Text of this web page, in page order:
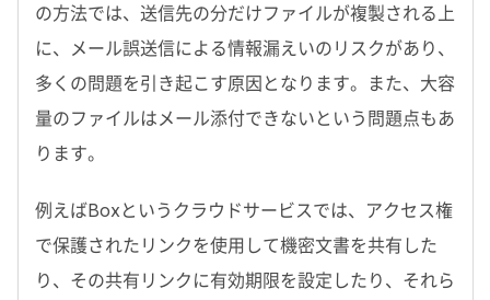
の方法では、送信先の分だけファイルが複製される上
に、メール誤送信による情報漏えいのリスクがあり、
多くの問題を引き起こす原因となります。また、大容
量のファイルはメール添付できないという問題点もあ
ります。
例えばBoxというクラウドサービスでは、アクセス権
で保護されたリンクを使用して機密文書を共有した
り、その共有リンクに有効期限を設定したり、それら